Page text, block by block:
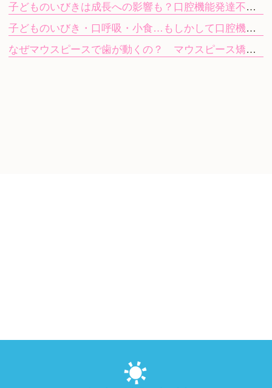
子どものいびきは成長への影響も？口腔機能発達不全症を放置するリスク
子どものいびき・口呼吸・小食…もしかして口腔機能発達不全症？
なぜマウスピースで歯が動くの？ マウスピース矯正（インビザライン）の仕組み